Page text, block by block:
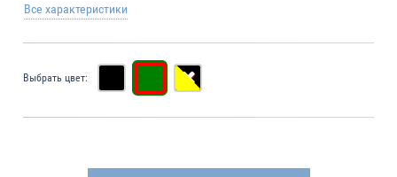
Все характеристики
Выбрать цвет: